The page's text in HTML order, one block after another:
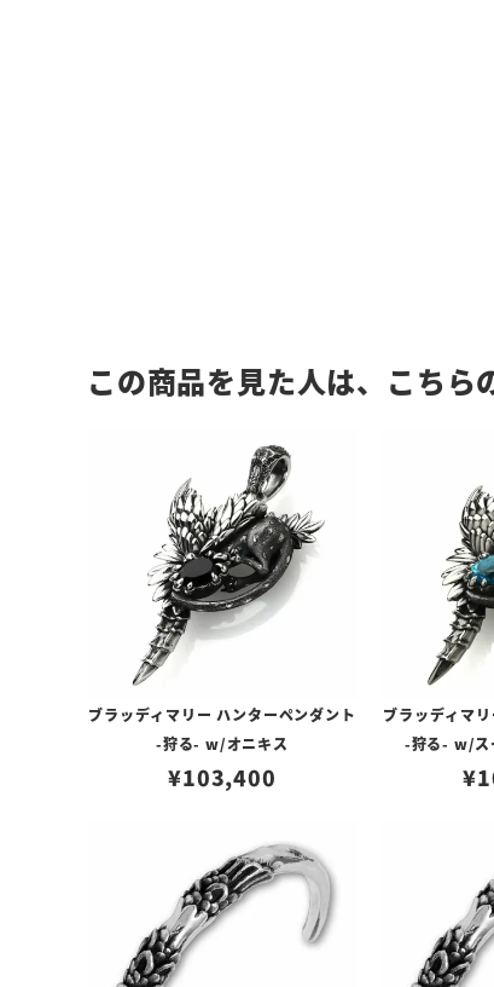
この商品を見た人は、こちら
ブラッディマリー ハンターペンダント
-狩る- w/オニキス
¥103,400
ブラッディマ
-狩る- w/ス
¥